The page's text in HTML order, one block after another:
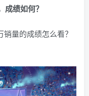
成绩如何？
量的成绩怎么看？